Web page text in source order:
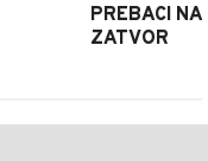
PREBACI
ZATVOR